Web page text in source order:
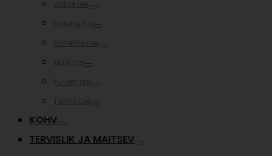
KOHV
TERVISLIK JA MAITSEV